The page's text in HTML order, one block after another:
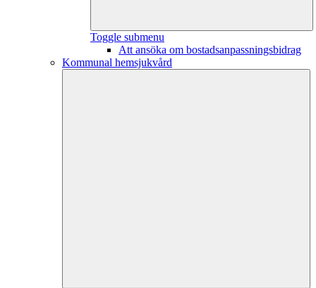
Toggle submenu
Att ansöka om bostadsanpassningsbidrag
Kommunal hemsjukvård